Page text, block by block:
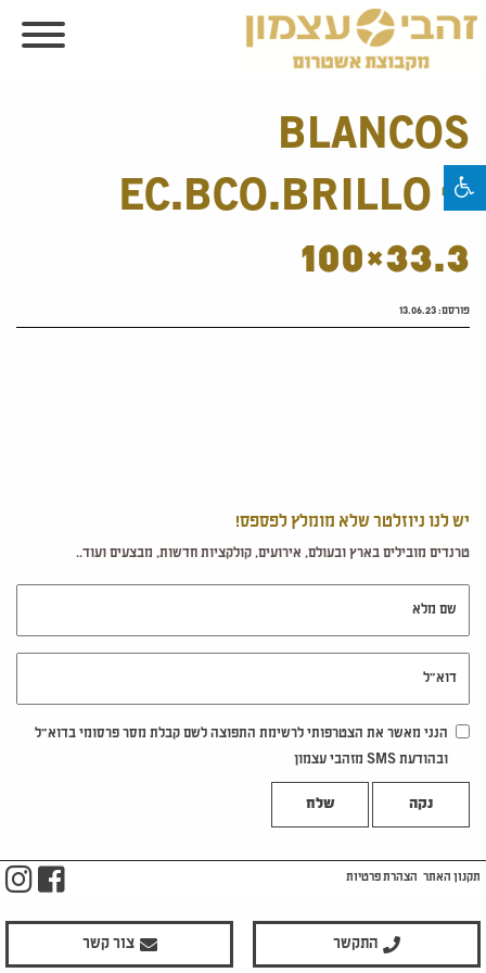
BLANCOS
EC.BCO.BRILLO 1.
100×33.3
פורסם:13.06.23
יש לנו ניוזלטר שלא מומלץ לפספס!
טרנדים מובילים בארץ ובעולם, אירועים, קולקציות חדשות, מבצעים ועוד..
הנני מאשר את הצטרפותי לרשימת התפוצה לשם קבלת מסר פרסומי בדוא"ל
ובהודעת SMS מזהבי עצמון
נקה
התקשר צור קשר
תקנון האתר הצהרת פרטיות